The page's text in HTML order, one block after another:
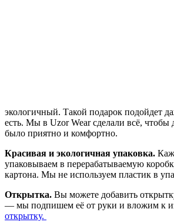
экологичный. Такой подарок подойдет
есть. Мы в Uzor Wear сделали всё, чтобы
было приятно и комфортно.
Красивая и экологичная упаковка.
упаковываем в перерабатываемую
картона. Мы не используем пластик в
Открытка. Вы можете добавить
— мы подпишем её от руки и вложим к
открытку.